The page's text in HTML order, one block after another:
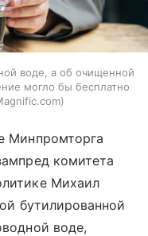
воде, а об очищенной
могло бы бесплатно
Минпромторга
комитета
Михаил
бутилированной
воде,